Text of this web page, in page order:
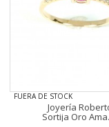
FUERA DE STOCK
Joyería
Sortija Oro Amarillo 12...